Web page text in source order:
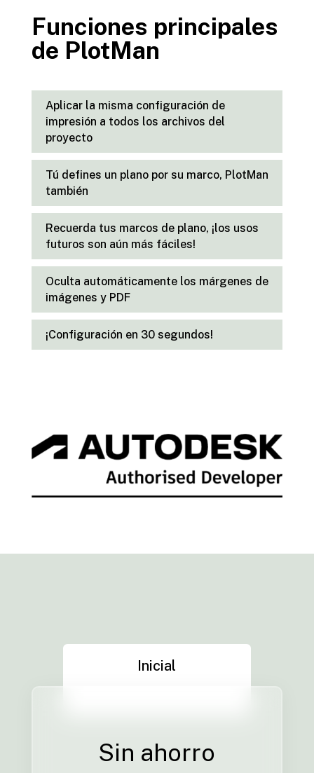
Funciones principales
de PlotMan
Aplicar la misma configuración de
impresión a todos los archivos del
proyecto
Tú defines un plano por su marco, PlotMan
también
Recuerda tus marcos de plano, ¡los usos
futuros son aún más fáciles!
Oculta automáticamente los márgenes de
imágenes y PDF
¡Configuración en 30 segundos!
Inicial
Sin ahorro